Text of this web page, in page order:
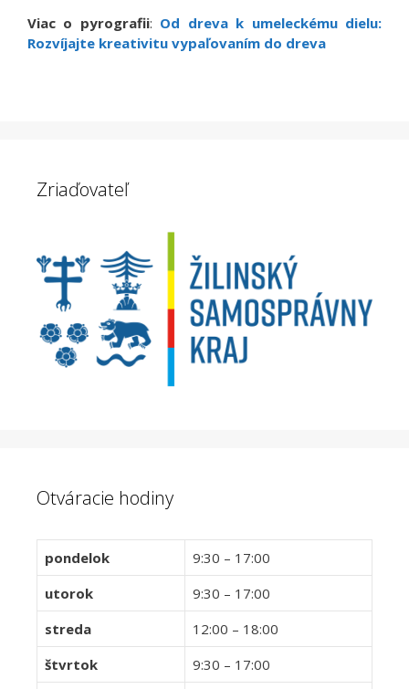
Viac o pyrografii: Od dreva k umeleckému dielu:
Rozvíjajte kreativitu vypaľovaním do dreva
Zriaďovateľ
Otváracie hodiny
pondelok
9:30 – 17:00
utorok
9:30 – 17:00
streda
12:00 – 18:00
štvrtok
9:30 – 17:00